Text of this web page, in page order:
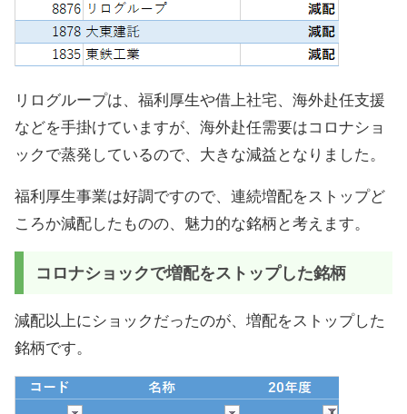
リログループは、福利厚生や借上社宅、海外赴任支援
などを手掛けていますが、海外赴任需要はコロナショ
ックで蒸発しているので、大きな減益となりました。
福利厚生事業は好調ですので、連続増配をストップど
ころか減配したものの、魅力的な銘柄と考えます。
コロナショックで増配をストップした銘柄
減配以上にショックだったのが、増配をストップした
銘柄です。